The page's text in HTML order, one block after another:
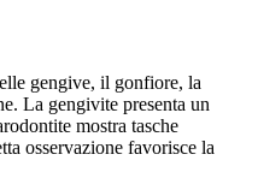
gengive, il gonfiore, la
La gengivite presenta un
mostra tasche
osservazione favorisce la